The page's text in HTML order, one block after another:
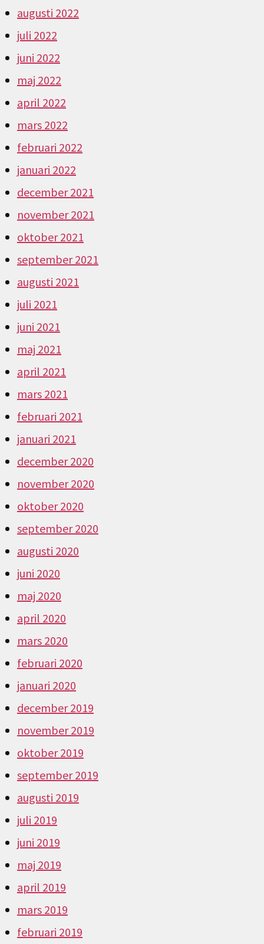
augusti 2022
juli 2022
juni 2022
maj 2022
april 2022
mars 2022
februari 2022
januari 2022
december 2021
november 2021
oktober 2021
september 2021
augusti 2021
juli 2021
juni 2021
maj 2021
april 2021
mars 2021
februari 2021
januari 2021
december 2020
november 2020
oktober 2020
september 2020
augusti 2020
juni 2020
maj 2020
april 2020
mars 2020
februari 2020
januari 2020
december 2019
november 2019
oktober 2019
september 2019
augusti 2019
juli 2019
juni 2019
maj 2019
april 2019
mars 2019
februari 2019